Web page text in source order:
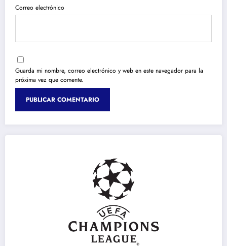
Correo electrónico
Guarda mi nombre, correo electrónico y web en este navegador para la
próxima vez que comente.